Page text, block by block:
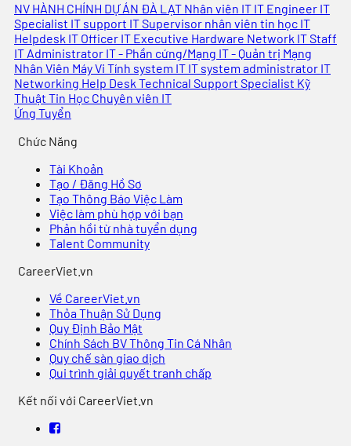
NV HÀNH CHÍNH DỰ ÁN ĐÀ LẠT Nhân viên IT IT Engineer IT
Specialist IT support IT Supervisor nhân viên tin học IT
Helpdesk IT Officer IT Executive Hardware Network IT Staff
IT Administrator IT - Phần cứng/Mạng IT - Quản trị Mạng
Nhân Viên Máy Vi Tính system IT IT system administrator IT
Networking Help Desk Technical Support Specialist Kỹ
Thuật Tin Học Chuyên viên IT
Ứng Tuyển
Chức Năng
Tài Khoản
Tạo / Đăng Hồ Sơ
Tạo Thông Báo Việc Làm
Việc làm phù hợp với bạn
Phản hồi từ nhà tuyển dụng
Talent Community
CareerViet.vn
Về CareerViet.vn
Thỏa Thuận Sử Dụng
Quy Định Bảo Mật
Chính Sách BV Thông Tin Cá Nhân
Quy chế sàn giao dịch
Qui trình giải quyết tranh chấp
Kết nối với CareerViet.vn